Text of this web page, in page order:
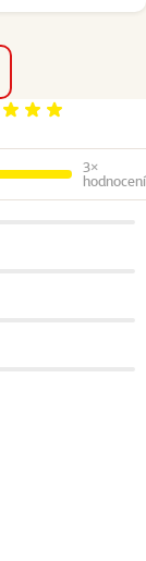
3×
hodnocení